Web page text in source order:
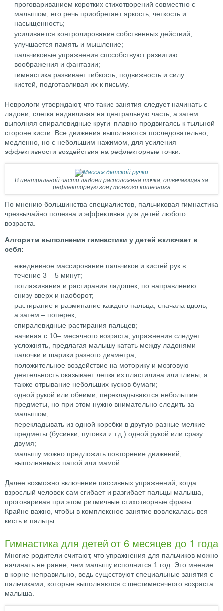
проговариванием коротких стихотворений совместно с
малышом, его речь приобретает яркость, четкость и
насыщенность;
усиливается контролирование собственных действий;
улучшается память и мышление;
пальчиковые упражнения способствуют развитию
воображения и фантазии;
гимнастика развивает гибкость, подвижность и силу
кистей, подготавливая их к письму.
Неврологи утверждают, что такие занятия следует начинать с
ладони, слегка надавливая на центральную часть, а затем
выполняя спиралевидные круги, плавно продвигаясь к тыльной
стороне кисти. Все движения выполняются последовательно,
медленно, но с небольшим нажимом, для усиления
эффективности воздействия на рефлекторные точки.
В центральной части ладони расположена точка, отвечающая за
рефлекторную зону тонкого кишечника
По мнению большинства специалистов, пальчиковая гимнастика
чрезвычайно полезна и эффективна для детей любого
возраста.
Алгоритм выполнения гимнастики у детей включает в
себя:
ежедневное массирование пальчиков и кистей рук в
течение 3 – 5 минут;
поглаживания и растирания ладошек, по направлению
снизу вверх и наоборот;
растирание и разминание каждого пальца, сначала вдоль,
а затем – поперек;
спиралевидные растирания пальцев;
начиная с 10– месячного возраста, упражнения следует
усложнять, предлагая малышу катать между ладонями
палочки и шарики разного диаметра;
положительное воздействие на моторику и мозговую
деятельность оказывает лепка из пластилина или глины, а
также отрывание небольших кусков бумаги;
одной рукой или обеими, перекладываются небольшие
предметы, но при этом нужно внимательно следить за
малышом;
перекладывать из одной коробки в другую разные мелкие
предметы (бусинки, пуговки и т.д.) одной рукой или сразу
двумя;
малышу можно предложить повторение движений,
выполняемых папой или мамой.
Далее возможно включение пассивных упражнений, когда
взрослый человек сам сгибает и разгибает пальцы малыша,
проговаривая при этом ритмичные стихотворные фразы.
Крайне важно, чтобы в комплексное занятие вовлекалась вся
кисть и пальцы.
Гимнастика для детей от 6 месяцев до 1 года
Многие родители считают, что упражнения для пальчиков можно
начинать не ранее, чем малышу исполнится 1 год. Это мнение
в корне неправильно, ведь существуют специальные занятия с
пальчиками, которые выполняются с шестимесячного возраста
малыша.